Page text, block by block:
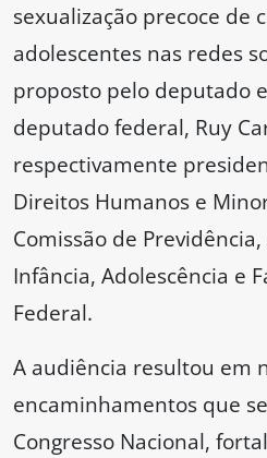
sexualização precoce de
adolescentes nas redes
proposto pelo deputado
deputado federal, Ruy
respectivamente
Direitos Humanos e
Comissão de
Infância, Adolescência e
Federal.
A audiência resultou em
encaminhamentos que
Congresso Nacional,